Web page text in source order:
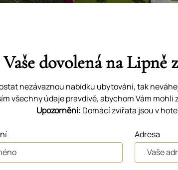
Vaše dovolená na Lipně
nezávaznou nabídku ubytování, tak
všechny údaje pravdivě, abychom Vám
Upozornění: Domácí zvířata jsou v
Adresa